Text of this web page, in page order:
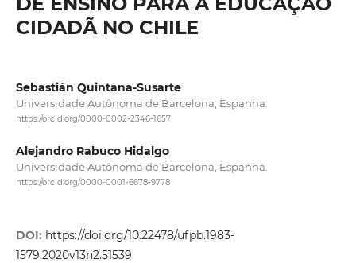
CIDADÃ NO CHILE
Sebastián Quintana-Susarte
Universidade Autônoma de Barcelona, Espanha.
https://orcid.org/0000-0002-2346-1657
Alejandro Rabuco Hidalgo
Universidade Autônoma de Barcelona, Espanha.
https://orcid.org/0000-0001-6678-9778
DOI: https://doi.org/10.22478/ufpb.1983-
1579.2020v13n2.51539